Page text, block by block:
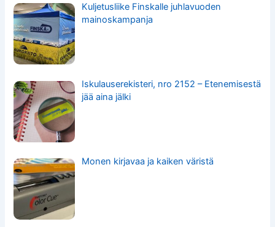
Kuljetusliike Finskalle juhlavuoden
mainoskampanja
Iskulauserekisteri, nro 2152 – Etenemisestä
jää aina jälki
Monen kirjavaa ja kaiken väristä